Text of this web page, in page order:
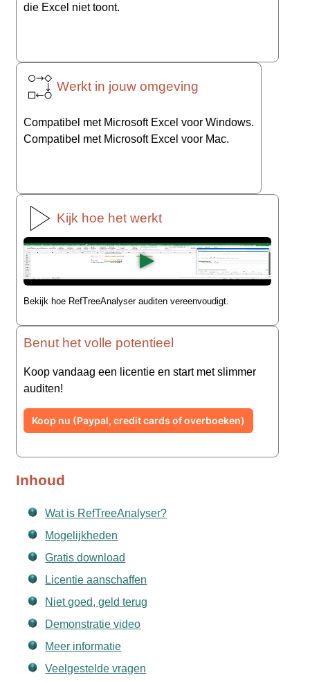
die Excel niet toont.
Werkt in jouw omgeving
Compatibel met Microsoft Excel voor Windows.
Compatibel met Microsoft Excel voor Mac.
Kijk hoe het werkt
▶
Bekijk hoe RefTreeAnalyser auditen vereenvoudigt.
Benut het volle potentieel
Koop vandaag een licentie en start met slimmer
auditen!
Koop nu (Paypal, credit cards of overboeken)
Inhoud
Wat is RefTreeAnalyser?
Mogelijkheden
Gratis download
Licentie aanschaffen
Niet goed, geld terug
Demonstratie video
Meer informatie
Veelgestelde vragen